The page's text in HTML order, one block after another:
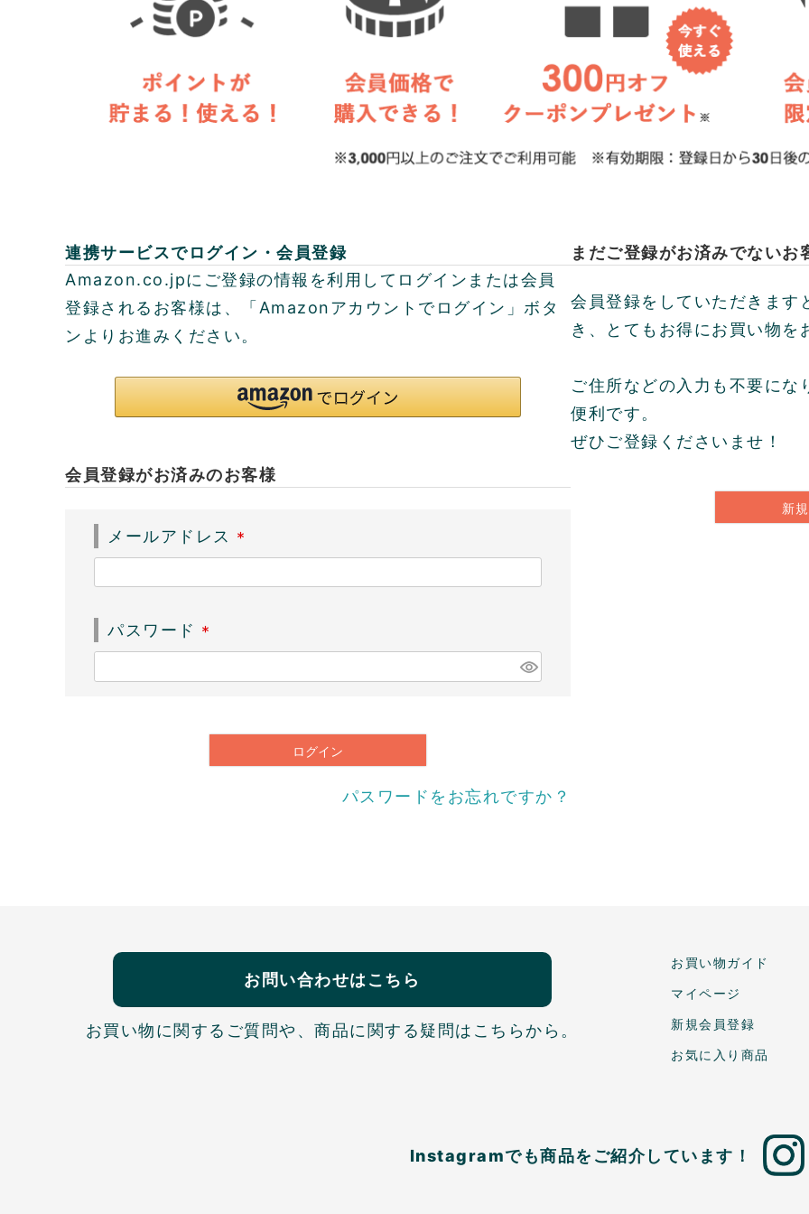
連携サービスでログイン・会員登録
Amazon.co.jpにご登録の情報を利用してログインまたは会員
登録されるお客様は、「Amazonアカウントでログイン」ボタ
ンよりお進みください。
会員登録がお済みのお客様
メールアドレス
(
必
パスワード
(
必
ログイン
パスワードをお忘れですか？
まだご登録がお済みでないお
会員登録をしていただきます
き、とてもお得にお買い物を
ご住所などの入力も不要にな
便利です。
ぜひご登録くださいませ！
新
お問い合わせはこちら
お買い物に関するご質問や、商品に関する疑問はこちらから。
お買い物ガイド
マイページ
新規会員登録
お気に入り商品
Instagramでも商品を ご紹介しています！